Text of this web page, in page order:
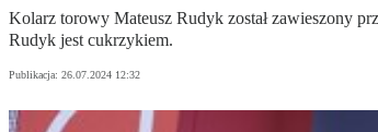
Kolarz torowy Mateusz Rudyk został zawieszony
Rudyk jest cukrzykiem.
Publikacja: 26.07.2024 12:32